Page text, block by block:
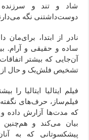
شاد و تند و
دوست‌داشتنی نگه
نادر از ابتدا،
ساده و حقیقی و آرام.
آن‌جایی که بیشتر
تشخیص فلش‌بک و حال
فیلم ایتالیا ایتالیا
فیلم‌ساز، حرف‌های
که مدت‌‌ها آزارش داده
بیان می‌کند و
پیشکسوتانی که به